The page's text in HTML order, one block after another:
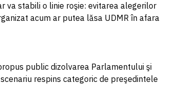
va stabili o linie roşie: evitarea alegerilor
acum ar putea lăsa UDMR în afara
public dizolvarea Parlamentului şi
respins categoric de preşedintele